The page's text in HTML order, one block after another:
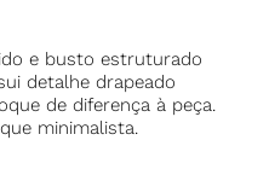
e busto estruturado
detalhe drapeado
de diferença à peça.
minimalista.